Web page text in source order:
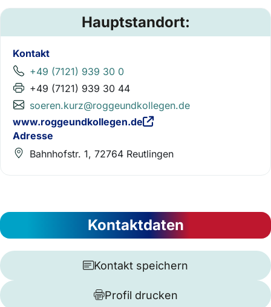
Hauptstandort:
Kontakt
+49 (7121) 939 30 0
+49 (7121) 939 30 44
soeren.kurz@roggeundkollegen.de
www.roggeundkollegen.de
Adresse
Bahnhofstr. 1, 72764 Reutlingen
Kontaktdaten
Kontakt speichern
Profil drucken